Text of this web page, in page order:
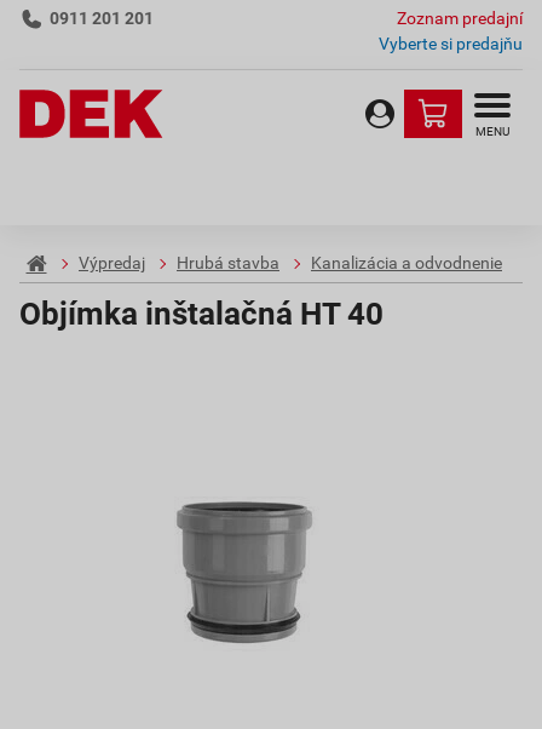
0911 201 201
Zoznam predajní
Vyberte si predajňu
MENU
Výpredaj Hrubá stavba Kanalizácia a odvodnenie
Objímka inštalačná HT 40